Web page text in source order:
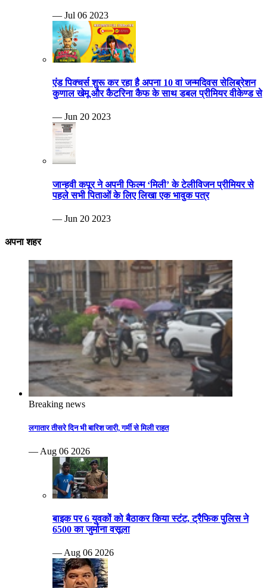
— Jul 06 2023
एंड पिक्चर्स शुरू कर रहा है अपना 10 वा जन्मदिवस सेलिब्रेशन
कुणाल खेमू और कैटरिना कैफ के साथ डबल प्रीमियर वीकेण्ड से
— Jun 20 2023
जान्हवी कपूर ने अपनी फिल्म ‘मिली’ के टेलीविजन प्रीमियर से
पहले सभी पिताओं के लिए लिखा एक भावुक पत्र
— Jun 20 2023
अपना शहर
Breaking news
लगातार तीसरे दिन भी बारिश जारी, गर्मी से मिली राहत
— Aug 06 2026
बाइक पर 6 युवकों को बैठाकर किया स्टंट, ट्रैफिक पुलिस ने
6500 का जुर्माना वसूला
— Aug 06 2026